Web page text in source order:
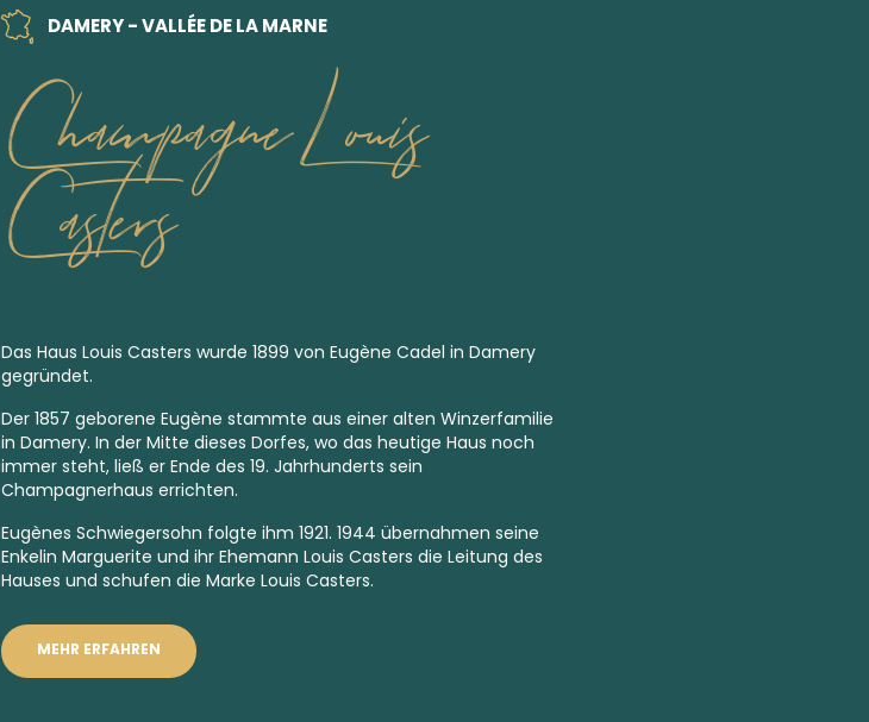
DAMERY - VALLÉE DE LA MARNE
Champagne Louis
Casters
Das Haus Louis Casters wurde 1899 von Eugène Cadel in Damery
gegründet.
Der 1857 geborene Eugène stammte aus einer alten Winzerfamilie
in Damery. In der Mitte dieses Dorfes, wo das heutige Haus noch
immer steht, ließ er Ende des 19. Jahrhunderts sein
Champagnerhaus errichten.
Eugènes Schwiegersohn folgte ihm 1921. 1944 übernahmen seine
Enkelin Marguerite und ihr Ehemann Louis Casters die Leitung des
Hauses und schufen die Marke Louis Casters.
MEHR ERFAHREN